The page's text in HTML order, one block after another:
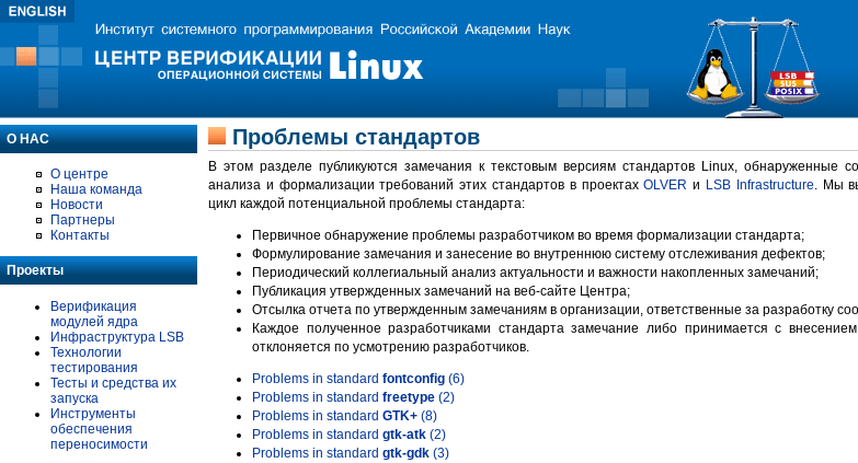
О НАС
О центре
Наша команда
Новости
Партнеры
Контакты
Проекты
Верификация
модулей ядра
Инфраструктура LSB
Технологии
тестирования
Тесты и средства их
запуска
Инструменты
обеспечения
переносимости
Проблемы стандартов
В этом разделе публикуются замечания к текстовым версиям стандартов Linux, обнаруженные
анализа и формализации требований этих стандартов в проектахOLVER и LSB Infrastructure. Мы
цикл каждой потенциальной проблемы стандарта:
Первичное обнаружение проблемы разработчиком во время формализации стандарта;
Формулирование замечания и занесение во внутреннюю систему отслеживания дефектов;
Периодический коллегиальный анализ актуальности и важности накопленных замечаний;
Публикация утвержденных замечаний на веб-сайте Центра;
Отсылка отчета по утвержденным замечаниям в организации, ответственные за разработку
Каждое полученное разработчиками стандарта замечание либо принимается с
отклоняется по усмотрению разработчиков.
Problems in standard fontconfig (6)
Problems in standard freetype (2)
Problems in standard GTK+ (8)
Problems in standard gtk-atk (2)
Problems in standard gtk-gdk (3)